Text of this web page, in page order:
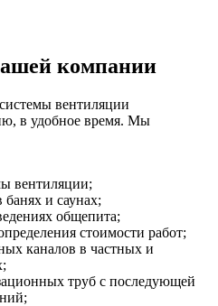
компании
вентиляции
в удобное время. Мы
вентиляции;
и саунах;
общепита;
стоимости работ;
каналов в частных и
труб с последующей